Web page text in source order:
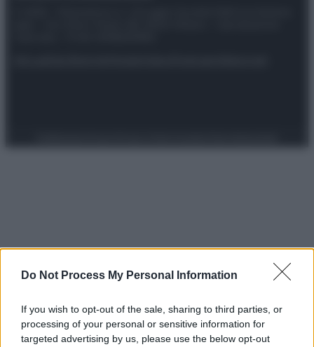
Do Not Process My Personal Information
If you wish to opt-out of the sale, sharing to third parties, or
processing of your personal or sensitive information for
targeted advertising by us, please use the below opt-out